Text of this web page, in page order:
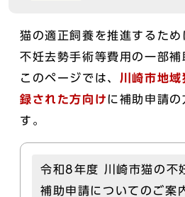
猫の適正飼養を推進するた
不妊去勢手術等費用の一部補
このページでは、 川崎市地
録された方向け に補助申請
す。
令和8年度 川崎市猫の不
補助申請についてのご案